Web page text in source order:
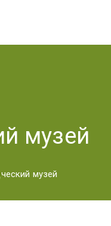
ый
музей
музей